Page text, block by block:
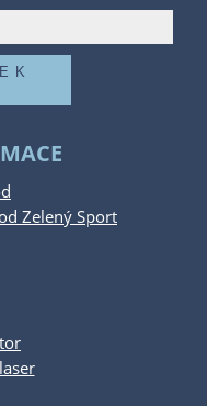
Zelený Sport